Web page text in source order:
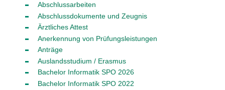
Abschlussarbeiten
Abschlussdokumente und Zeugnis
Ärztliches Attest
Anerkennung von Prüfungsleistungen
Anträge
Auslandsstudium / Erasmus
Bachelor Informatik SPO 2026
Bachelor Informatik SPO 2022